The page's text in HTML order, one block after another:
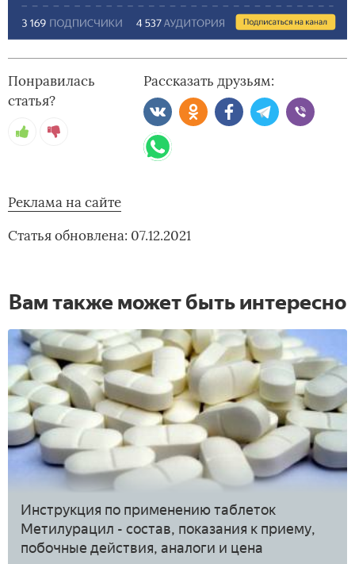
Понравилась
статья?
Рассказать друзьям:
Реклама на сайте
Статья обновлена: 07.12.2021
Вам также может быть интересно
Инструкция по применению таблеток
Метилурацил - состав, показания к приему,
побочные действия, аналоги и цена